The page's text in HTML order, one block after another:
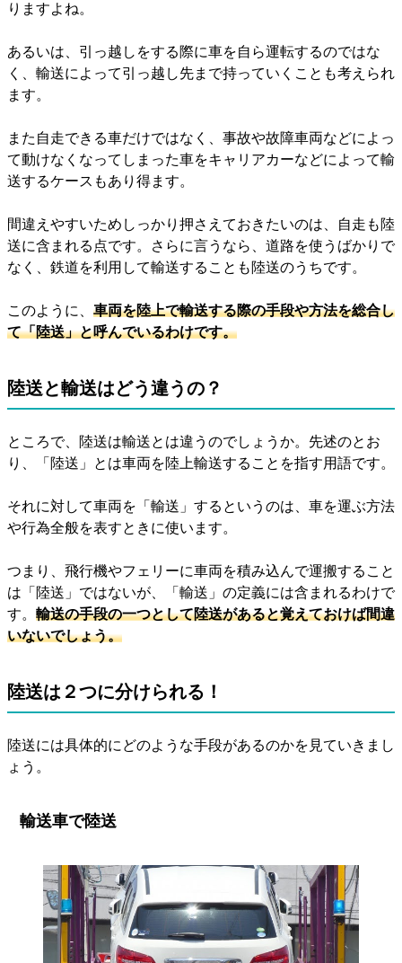
りますよね。
あるいは、引っ越しをする際に車を自ら運転するのではな
く、輸送によって引っ越し先まで持っていくことも考えられ
ます。
また自走できる車だけではなく、事故や故障車両などによっ
て動けなくなってしまった車をキャリアカーなどによって輸
送するケースもあり得ます。
間違えやすいためしっかり押さえておきたいのは、自走も陸
送に含まれる点です。さらに言うなら、道路を使うばかりで
なく、鉄道を利用して輸送することも陸送のうちです。
このように、 車両を陸上で輸送する際の手段や方法を総合し
て「陸送」と呼んでいるわけです。
陸送と輸送はどう違うの？
ところで、陸送は輸送とは違うのでしょうか。先述のとお
り、「陸送」とは車両を陸上輸送することを指す用語です。
それに対して車両を「輸送」するというのは、車を運ぶ方法
や行為全般を表すときに使います。
つまり、飛行機やフェリーに車両を積み込んで運搬すること
は「陸送」ではないが、「輸送」の定義には含まれるわけで
す。 輸送の手段の一つとして陸送があると覚えておけば間違
いないでしょう。
陸送は２つに分けられる！
陸送には具体的にどのような手段があるのかを見ていきまし
ょう。
輸送車で陸送